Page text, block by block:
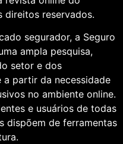
direitos reservados.
segurador, a Seguro
ampla pesquisa,
setor e dos
a partir da necessidade
no ambiente online.
e usuários de todas
dispõem de ferramentas